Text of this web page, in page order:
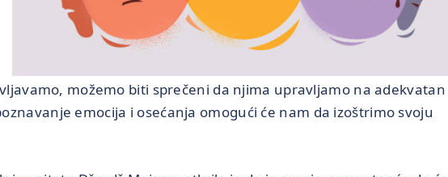
možemo biti sprečeni da njima upravljamo na adekvatan
emocija i osećanja omogući će nam da izoštrimo svoju